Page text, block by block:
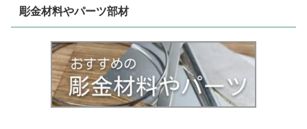
彫金材料やパーツ部材